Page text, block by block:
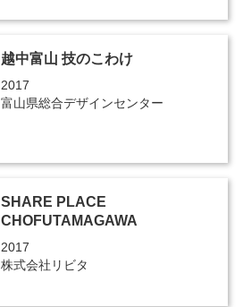
越中富山 技のこわけ
2017
富山県総合デザインセンター
SHARE PLACE
CHOFUTAMAGAWA
2017
株式会社リビタ